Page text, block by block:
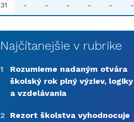
31 - - - - - -
Najčítanejšie v rubrike
1
Rozumieme nadaným otvára
školský rok plný výziev, logiky
a vzdelávania
2
Rezort školstva vyhodnocuje